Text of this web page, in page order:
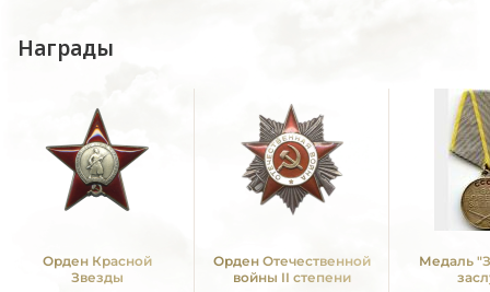
Награды
Орден Красной
Звезды
Орден Отечественной
войны II степени
Медаль